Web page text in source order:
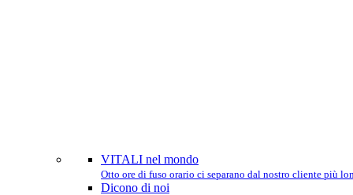
VITALI nel mondo
Otto ore di fuso orario ci separano dal nostro cliente più
Dicono di noi